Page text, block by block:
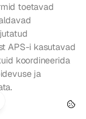
toetavad
APS-i kasutavad
koordineerida
ja